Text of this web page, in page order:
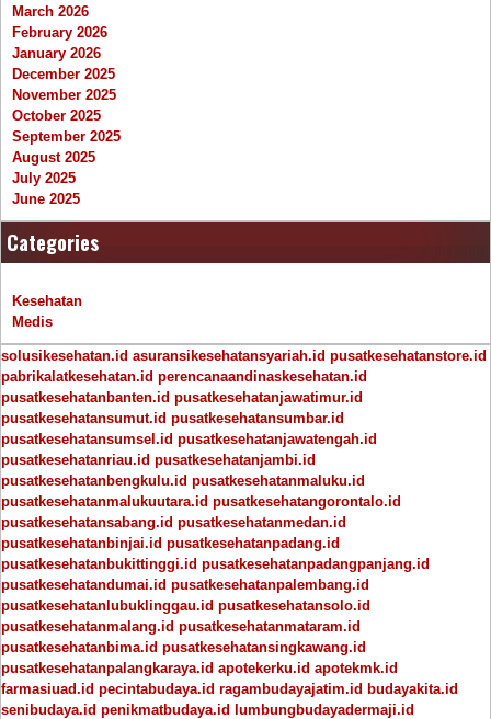
March 2026
February 2026
January 2026
December 2025
November 2025
October 2025
September 2025
August 2025
July 2025
June 2025
Categories
Kesehatan
Medis
solusikesehatan.id asuransikesehatansyariah.id pusatkesehatanstore.id
pabrikalatkesehatan.id perencanaandinaskesehatan.id
pusatkesehatanbanten.id pusatkesehatanjawatimur.id
pusatkesehatansumut.id pusatkesehatansumbar.id
pusatkesehatansumsel.id pusatkesehatanjawatengah.id
pusatkesehatanriau.id pusatkesehatanjambi.id
pusatkesehatanbengkulu.id pusatkesehatanmaluku.id
pusatkesehatanmalukuutara.id pusatkesehatangorontalo.id
pusatkesehatansabang.id pusatkesehatanmedan.id
pusatkesehatanbinjai.id pusatkesehatanpadang.id
pusatkesehatanbukittinggi.id pusatkesehatanpadangpanjang.id
pusatkesehatandumai.id pusatkesehatanpalembang.id
pusatkesehatanlubuklinggau.id pusatkesehatansolo.id
pusatkesehatanmalang.id pusatkesehatanmataram.id
pusatkesehatanbima.id pusatkesehatansingkawang.id
pusatkesehatanpalangkaraya.id apotekerku.id apotekmk.id
farmasiuad.id pecintabudaya.id ragambudayajatim.id budayakita.id
senibudaya.id penikmatbudaya.id
lumbungbudayadermaji.id